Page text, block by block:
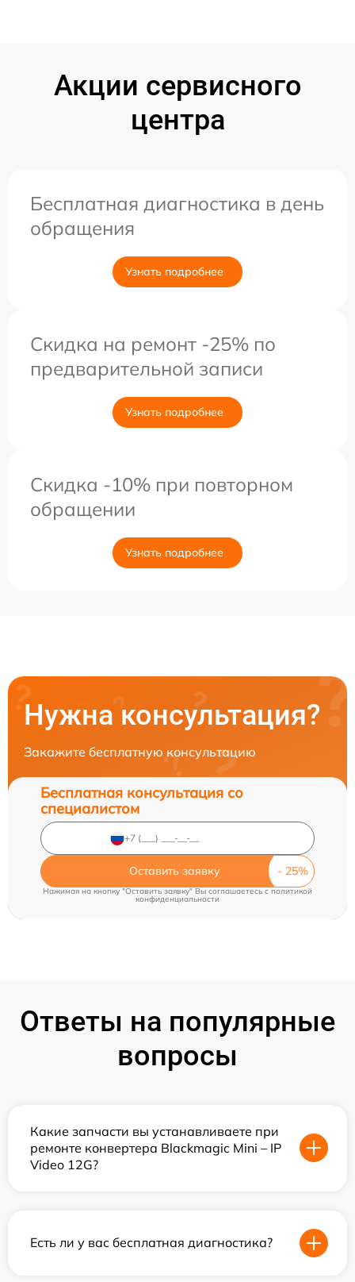
Акции сервисного
центра
Бесплатная диагностика в день
обращения
Узнать подробнее
Скидка на ремонт -25% по
предварительной записи
Узнать подробнее
Скидка -10% при повторном
обращении
Узнать подробнее
Нужна консультация?
Закажите бесплатную консультацию
Бесплатная консультация со
специалистом
Оставить заявку
Нажимая на кнопку "Оставить заявку" Вы соглашаетесь cполитикой
конфиденциальности
Ответы на популярные
вопросы
Какие запчасти вы устанавливаете при
ремонте конвертера Blackmagic Mini – IP
Video 12G?
Есть ли у вас бесплатная диагностика?